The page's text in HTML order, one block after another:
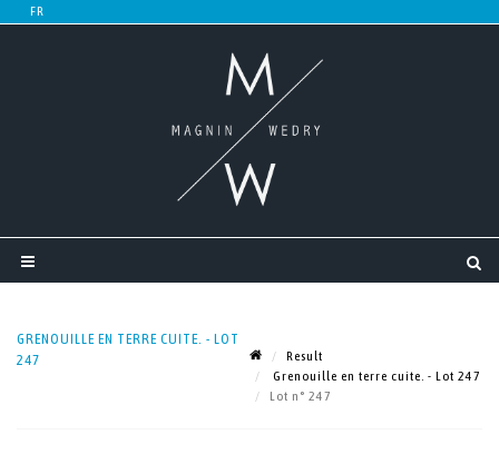
GRENOUILLE EN TERRE CUITE. - LOT
247
Result
Grenouille en terre cuite. - Lot 247
Lot n° 247